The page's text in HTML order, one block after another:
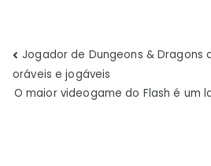
Navegação
de
Jogador de Dungeons & Dragons
oráveis ​​e jogáveis
O maior videogame do Flash é um